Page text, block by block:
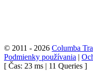
© 2011 - 2026 Columba
Podmienky používania |
[ Čas: 23 ms | 11 Queries ]